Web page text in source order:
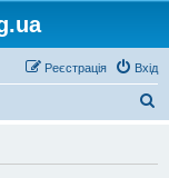
Вхід
Реєстрація